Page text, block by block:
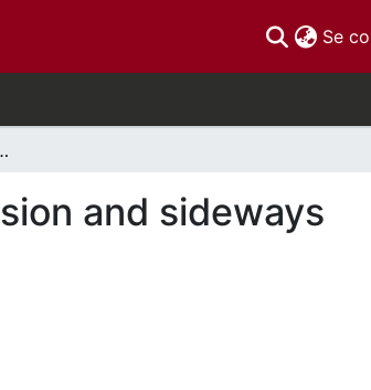
Se
of images and symbols in dialogue.
and sideways